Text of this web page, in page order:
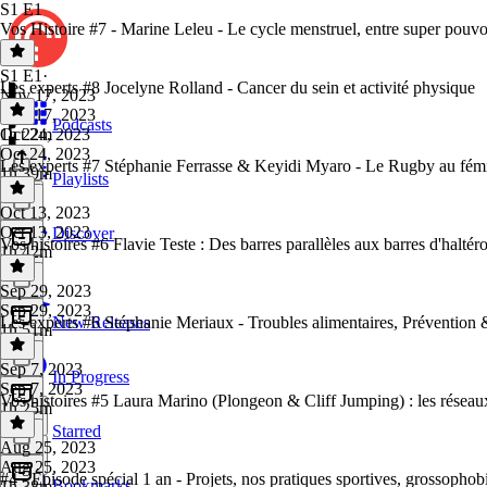
Podcasts
Playlists
Discover
New Releases
In Progress
Starred
S1 E1
Vos Histoire #7 - Marine Leleu - Le cycle menstruel, entre super
S1 E1 ·
Nov 17, 2023
Nov 17, 2023
1h 22m
Les experts #8 Jocelyne Rolland - Cancer du sein et activité physique
Oct 24, 2023
Oct 24, 2023
1h 39m
Les experts #7 Stéphanie Ferrasse & Keyidi Myaro - Le Rugby au
Oct 13, 2023
Oct 13, 2023
1h 42m
Vos histoires #6 Flavie Teste : Des barres parallèles aux barres
Sep 29, 2023
Sep 29, 2023
1h 51m
Les experts #6 Stéphanie Meriaux - Troubles alimentaires, Prévention
Sep 7, 2023
Sep 7, 2023
1h 25m
Vos histoires #5 Laura Marino (Plongeon & Cliff Jumping) : les
Aug 25, 2023
Aug 25, 2023
#4 - Épisode spécial 1 an - Projets, nos pratiques sportives,